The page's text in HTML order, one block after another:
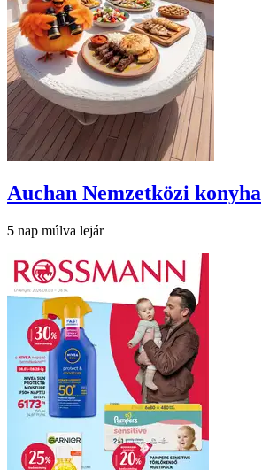
Auchan Nemzetközi konyha
5 nap múlva lejár